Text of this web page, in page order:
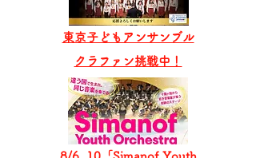
東京子どもアンサンブル
​クラファン挑戦中！